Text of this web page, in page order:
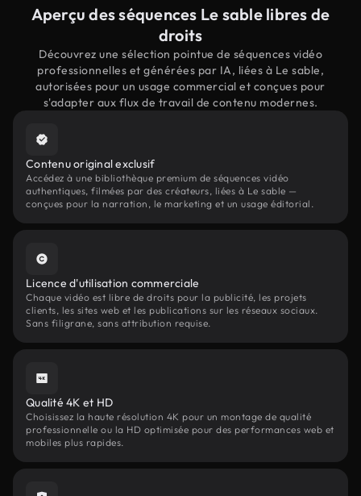
Aperçu des séquences Le sable libres de
droits
Découvrez une sélection pointue de séquences vidéo
professionnelles et générées par IA, liées à Le sable,
autorisées pour un usage commercial et conçues pour
s'adapter aux flux de travail de contenu modernes.
Contenu original exclusif
Accédez à une bibliothèque premium de séquences vidéo
authentiques, filmées par des créateurs, liées à Le sable —
conçues pour la narration, le marketing et un usage éditorial.
Licence d'utilisation commerciale
Chaque vidéo est libre de droits pour la publicité, les projets
clients, les sites web et les publications sur les réseaux sociaux.
Sans filigrane, sans attribution requise.
Qualité 4K et HD
Choisissez la haute résolution 4K pour un montage de qualité
professionnelle ou la HD optimisée pour des performances web et
mobiles plus rapides.